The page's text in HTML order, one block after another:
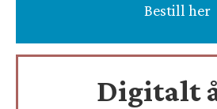
Bestill her
Digitalt